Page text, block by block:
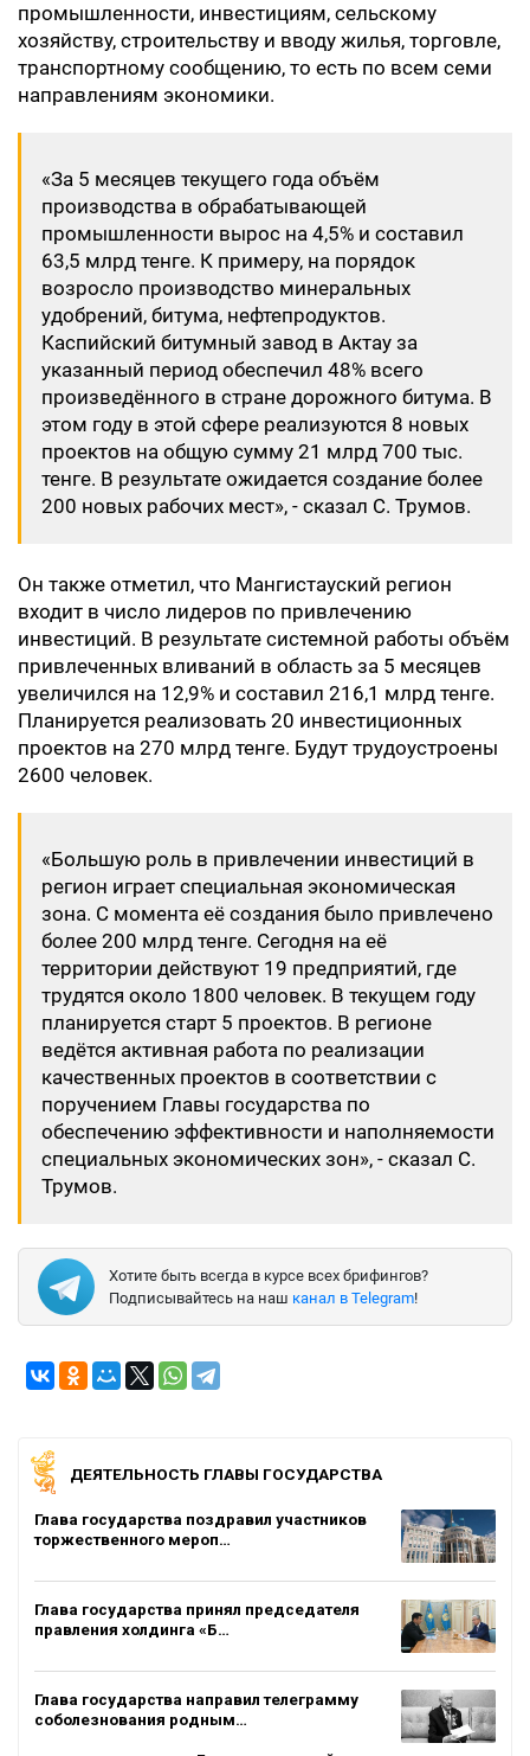
промышленности, инвестициям, сельскому
хозяйству, строительству и вводу жилья, торговле,
транспортному сообщению, то есть по всем семи
направлениям экономики.
«За 5 месяцев текущего года объём
производства в обрабатывающей
промышленности вырос на 4,5% и составил
63,5 млрд тенге. К примеру, на порядок
возросло производство минеральных
удобрений, битума, нефтепродуктов.
Каспийский битумный завод в Актау за
указанный период обеспечил 48% всего
произведённого в стране дорожного битума. В
этом году в этой сфере реализуются 8 новых
проектов на общую сумму 21 млрд 700 тыс.
тенге. В результате ожидается создание более
200 новых рабочих мест», - сказал С. Трумов.
Он также отметил, что Мангистауский регион
входит в число лидеров по привлечению
инвестиций. В результате системной работы объём
привлеченных вливаний в область за 5 месяцев
увеличился на 12,9% и составил 216,1 млрд тенге.
Планируется реализовать 20 инвестиционных
проектов на 270 млрд тенге. Будут трудоустроены
2600 человек.
«Большую роль в привлечении инвестиций в
регион играет специальная экономическая
зона. С момента её создания было привлечено
более 200 млрд тенге. Сегодня на её
территории действуют 19 предприятий, где
трудятся около 1800 человек. В текущем году
планируется старт 5 проектов. В регионе
ведётся активная работа по реализации
качественных проектов в соответствии с
поручением Главы государства по
обеспечению эффективности и наполняемости
специальных экономических зон», - сказал С.
Трумов.
Хотите быть всегда в курсе всех брифингов?
Подписывайтесь на наш канал в Telegram!
ДЕЯТЕЛЬНОСТЬ ГЛАВЫ ГОСУДАРСТВА
Глава государства поздравил участников
торжественного мероп…
Глава государства принял председателя
правления холдинга «Б…
Глава государства направил телеграмму
соболезнования родным…